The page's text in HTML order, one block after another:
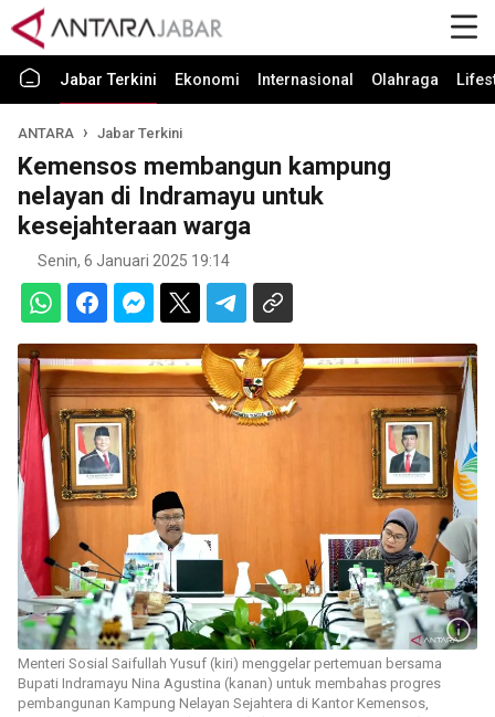
Jabar Terkini Ekonomi Internasional Olahraga
ANTARA Jabar Terkini
Kemensos membangun kampung
nelayan di Indramayu untuk
kesejahteraan warga
Senin, 6 Januari 2025 19:14
Menteri Sosial Saifullah Yusuf (kiri) menggelar pertemuan bersama
Bupati Indramayu Nina Agustina (kanan) untuk membahas progres
pembangunan Kampung Nelayan Sejahtera di Kantor Kemensos,